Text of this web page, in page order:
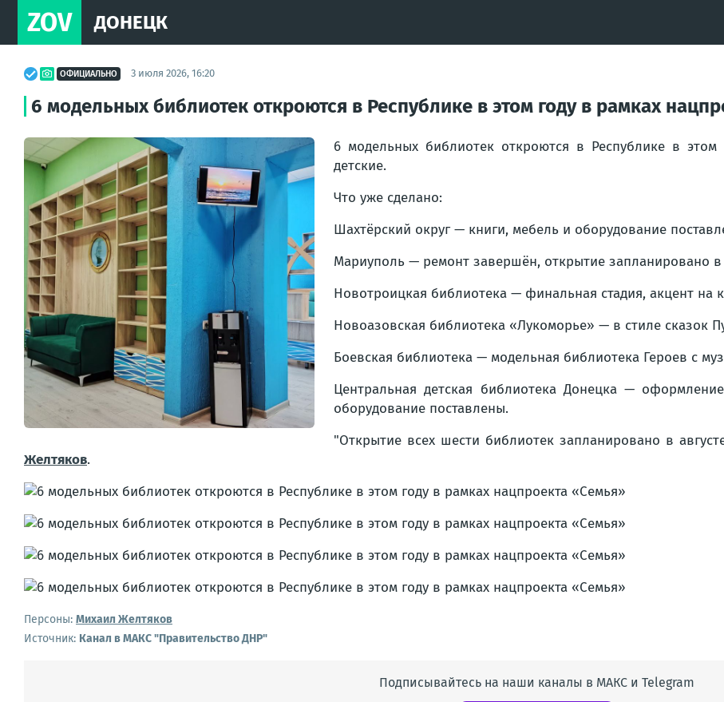
ZOV ДОНЕЦК
ОФИЦИАЛЬНО 3 июля 2026, 16:20
6 модельных библиотек откроются в Республике в этом году в рамках
6 модельных библиотек откроются в Республике в
детские.
Что уже сделано:
Шахтёрский округ — книги, мебель и оборудование
Мариуполь — ремонт завершён, открытие запланировано в
Новотроицкая библиотека — финальная стадия, акцент на
Новоазовская библиотека «Лукоморье» — в стиле сказок
Боевская библиотека — модельная библиотека Героев с
Центральная детская библиотека Донецка —
оборудование поставлены.
"Открытие всех шести библиотек запланировано в
Желтяков.
Персоны: Михаил Желтяков
Источник: Канал в МАКС "Правительство ДНР"
Подписывайтесь на наши каналы в МАКС и Telegram